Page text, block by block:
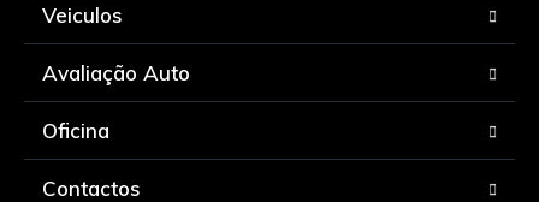
Veiculos
Avaliação Auto
Oficina
Contactos